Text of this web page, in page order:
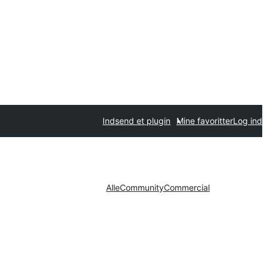
Indsend et plugin Mine favoritterLog ind
AlleCommunityCommercial